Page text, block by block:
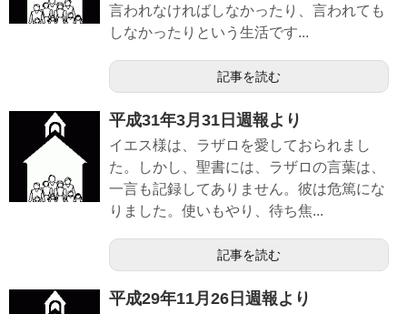
言われなければしなかったり、言われても
しなかったりという生活です...
記事を読む
平成31年3月31日週報より
イエス様は、ラザロを愛しておられまし
た。しかし、聖書には、ラザロの言葉は、
一言も記録してありません。彼は危篤にな
りました。使いもやり、待ち焦...
記事を読む
平成29年11月26日週報より